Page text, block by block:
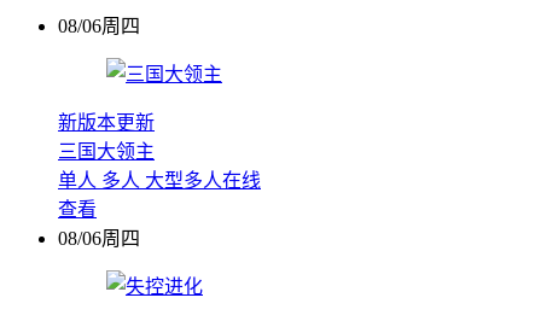
08/06周四
新版本更新
三国大领主
单人 多人 大型多人在线
查看
08/06周四